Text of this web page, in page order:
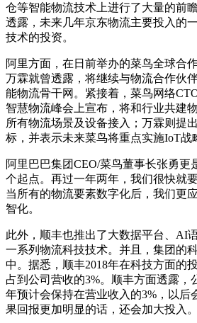
仓等智能物流技术上进行了大量的前
透露，未来几年京东物流主要投入的
技术的投资。
阿里方面，在日前举办的菜鸟全球合
万霖就曾透露，将继续与物流合作伙
能物流骨干网。紧接着，菜鸟网络
智慧物流峰会上宣布，将和行业共建
所有物流场景及设备接入；万霖则提
标，并表示未来菜鸟将重点实施IoT战
阿里巴巴集团CEO/菜鸟董事长张勇更
个起点。再过一年两年，我们很快就
当所有的物流要素数字化后，我们更
智化。
此外，顺丰也推出了大数据平台、AI
一系列物流科技技术。并且，集团的
中。据悉，顺丰2018年在科技方面的
占到公司营收的3%。顺丰方面透露，
年预计会保持在营业收入的3%，以后
果回报更加明显的话，还会加大投入。